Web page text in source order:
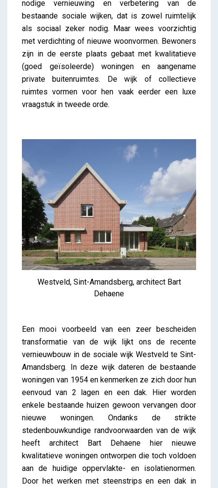
nodige vernieuwing en verbetering van de
bestaande sociale wijken, dat is zowel ruimtelijk
als sociaal zeker nodig. Maar wees voorzichtig
met verdichting of nieuwe woonvormen. Bewoners
zijn in de eerste plaats gebaat met kwalitatieve
(goed geïsoleerde) woningen en aangename
private buitenruimtes. De wijk of collectieve
ruimtes vormen voor hen vaak eerder een luxe
vraagstuk in tweede orde.
Westveld, Sint-Amandsberg, architect Bart
Dehaene
Een mooi voorbeeld van een zeer bescheiden
transformatie van de wijk lijkt ons de recente
vernieuwbouw in de sociale wijk Westveld te Sint-
Amandsberg. In deze wijk dateren de bestaande
woningen van 1954 en kenmerken ze zich door hun
eenvoud van 2 lagen en een dak. Hier worden
enkele bestaande huizen gewoon vervangen door
nieuwe woningen. Ondanks de strikte
stedenbouwkundige randvoorwaarden van de wijk
heeft architect Bart Dehaene hier nieuwe
kwalitatieve woningen ontworpen die toch voldoen
aan de huidige oppervlakte- en isolatienormen.
Door het werken met steenstrips en een dak in